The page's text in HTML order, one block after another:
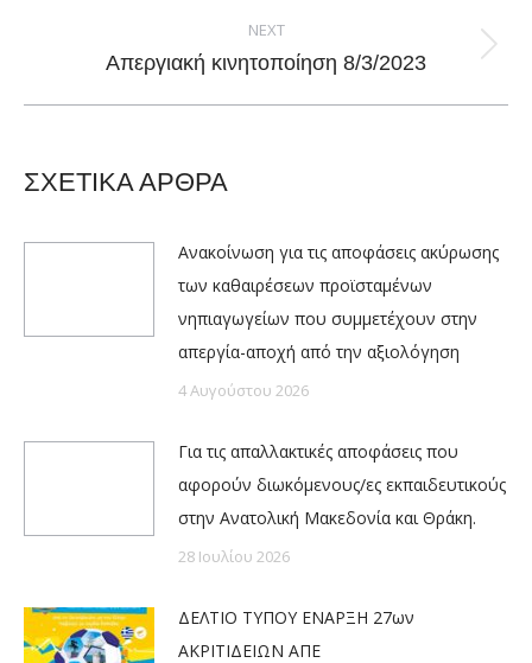
NEXT
Next
Απεργιακή κινητοποίηση 8/3/2023
ΣΧΕΤΙΚΑ ΑΡΘΡΑ
Ανακοίνωση για τις αποφάσεις ακύρωσης
των καθαιρέσεων προϊσταμένων
νηπιαγωγείων που συμμετέχουν στην
απεργία-αποχή από την αξιολόγηση
4 Αυγούστου 2026
Για τις απαλλακτικές αποφάσεις που
αφορούν διωκόμενους/ες εκπαιδευτικούς
στην Ανατολική Μακεδονία και Θράκη.
28 Ιουλίου 2026
ΔΕΛΤΙΟ ΤΥΠΟΥ ΕΝΑΡΞΗ 27ων
ΑΚΡΙΤΙΔΕΙΩΝ ΑΠΕ